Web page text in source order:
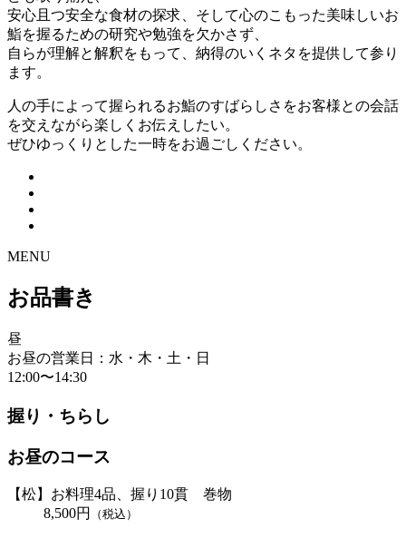
安心且つ安全な食材の探求、そして心のこもった美味しいお
鮨を握るための研究や勉強を欠かさず、
自らが理解と解釈をもって、納得のいくネタを提供して参り
ます。
人の手によって握られるお鮨のすばらしさをお客様との会話
を交えながら楽しくお伝えしたい。
ぜひゆっくりとした一時をお過ごしください。
MENU
お品書き
昼
お昼の営業日：水・木・土・日
12:00〜14:30
握り・ちらし
お昼のコース
【松】お料理4品、握り10貫 巻物
8,500円
（税込）